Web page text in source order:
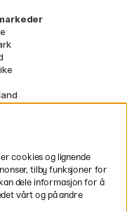
fraktvilkårgjelder for
varer.
cookies og lignende
tilby funksjoner for
dele informasjon for å
vårt og på andre